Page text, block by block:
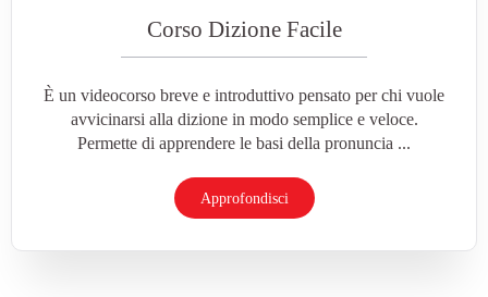
Corso Dizione Facile
È un videocorso breve e introduttivo pensato per chi vuole
avvicinarsi alla dizione in modo semplice e veloce.
Permette di apprendere le basi della pronuncia ...
Approfondisci